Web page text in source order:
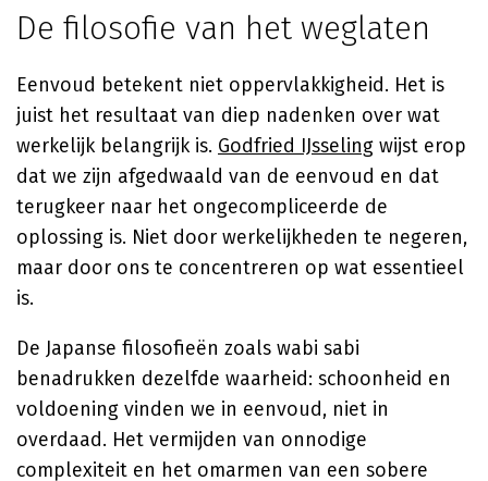
De filosofie van het weglaten
Eenvoud betekent niet oppervlakkigheid. Het is
juist het resultaat van diep nadenken over wat
werkelijk belangrijk is. Godfried IJsseling wijst erop
dat we zijn afgedwaald van de eenvoud en dat
terugkeer naar het ongecompliceerde de
oplossing is. Niet door werkelijkheden te negeren,
maar door ons te concentreren op wat essentieel
is.
De Japanse filosofieën zoals wabi sabi
benadrukken dezelfde waarheid: schoonheid en
voldoening vinden we in eenvoud, niet in
overdaad. Het vermijden van onnodige
complexiteit en het omarmen van een sobere